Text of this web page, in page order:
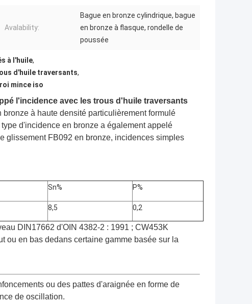
Avalability:
Bague en bronze cylindrique, bague
en bronze à flasque, rondelle de
poussée
à l'huile,
d'huile traversants,
mince iso
l'incidence avec les trous d'huile traversants
à haute densité particulièrement formulé
d'incidence en bronze a également appelé
glissement FB092 en bronze, incidences simples
Sn% P%
8,5 0,2
DIN17662 d'OIN 4382-2 : 1991 ; CW453K
ou en bas dedans certaine gamme basée sur la
ou des pattes d'araignée en forme de
de oscillation.